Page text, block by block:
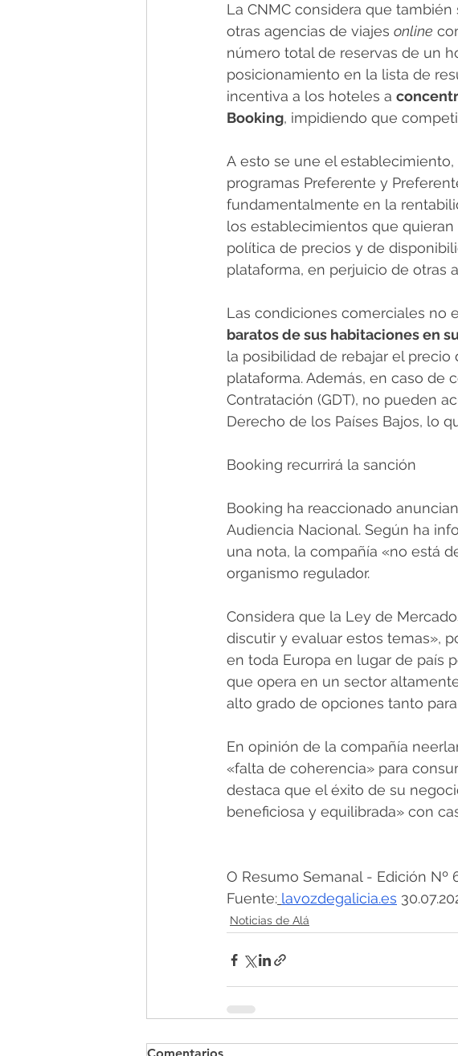
La CNMC considera que
otras agencias de viajes online
número total de reservas de un
posicionamiento en la lista de
incentiva a los hoteles a
Booking, impidiendo que
A esto se une el
programas Preferente y
fundamentalmente en la
los establecimientos que
política de precios y de
plataforma, en perjuicio de otras
Las condiciones comerciales no
baratos de sus habitaciones en
la posibilidad de rebajar el
plataforma. Además, en caso de
Contratación (GDT), no pueden
Derecho de los Países Bajos, lo
Booking recurrirá la sanción
Booking ha reaccionado
Audiencia Nacional. Según ha
una nota, la compañía «no está
organismo regulador.
Considera que la Ley de
discutir y evaluar estos temas»,
en toda Europa en lugar de país
que opera en un sector
alto grado de opciones tanto
En opinión de la compañía
«falta de coherencia» para
destaca que el éxito de su
beneficiosa y equilibrada» con
O Resumo Semanal - Edición Nº
Fuente: lavozdegalicia.es
Noticias de Alá